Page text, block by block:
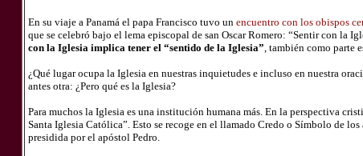
En su viaje a Panamá el papa Francisco tuvo un encuentro con los obispos
que se celebró bajo el lema episcopal de san Oscar Romero: “Sentir con la
con la Iglesia implica tener el “sentido de la Iglesia”, también como parte
¿Qué lugar ocupa la Iglesia en nuestras inquietudes e incluso en nuestra
antes otra: ¿Pero qué es la Iglesia?
Para muchos la Iglesia es una institución humana más. En la perspectiva
Santa Iglesia Católica”. Esto se recoge en el llamado Credo o Símbolo de
presidida por el apóstol Pedro.